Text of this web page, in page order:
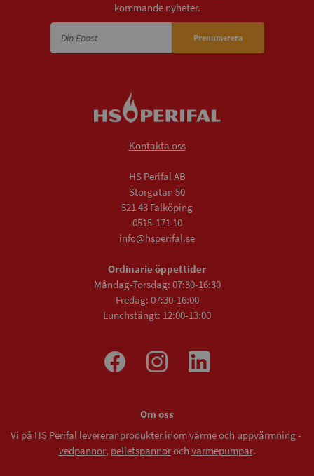
kommande nyheter.
Prenumerera
Kontakta oss
HS Perifal AB
Storgatan 50
521 43 Falköping
0515-171 10
info@hsperifal.se
Ordinarie öppettider
Måndag-Torsdag: 07:30-16:30
Fredag: 07:30-16:00
Lunchstängt: 12:00-13:00
Om oss
Vi på HS Perifal levererar produkter inom värme och uppvärmning -
vedpannor, pelletspannoroch värmepumpar.